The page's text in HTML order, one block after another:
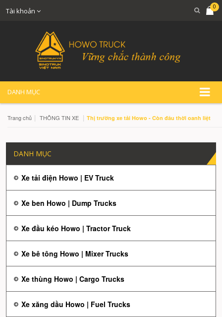
Tài khoản
0
DANH MỤC
Trang chủ | THÔNG TIN XE | Thị trường xe tải Howo - Còn đâu thời oanh liệt
DANH MỤC
Xe tải điện Howo | EV Truck
Xe ben Howo | Dump Trucks
Xe đầu kéo Howo | Tractor Truck
Xe bê tông Howo | Mixer Trucks
Xe thùng Howo | Cargo Trucks
Xe xăng dầu Howo | Fuel Trucks